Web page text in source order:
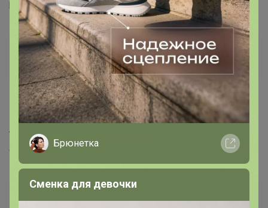
расчитывать? есть в наличие ??
Lady Titova
Гений СП
17 мая, 2022 23:11
Тоже интересует есть ли смысл делать заказ на лук
севок?
Брюнетка
Сменка для девочки